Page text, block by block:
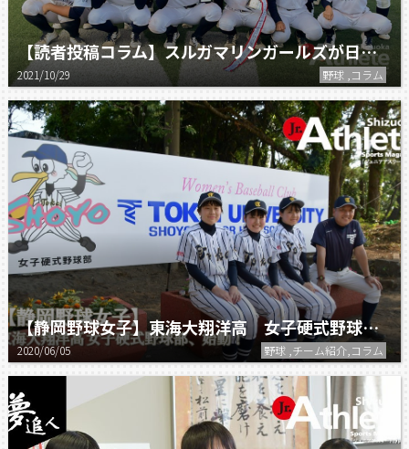
【読者投稿コラム】スルガマリンガールズが日本一！
2021/10/29 野球 ,コラム
【静岡野球女子】東海大翔洋高 女子硬式野球部始動！！
2020/06/05 野球 ,チーム紹介,コラム